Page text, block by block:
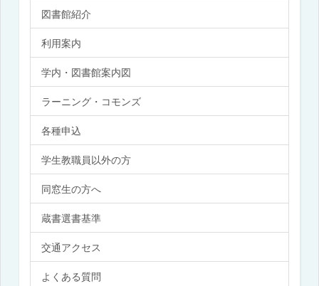
図書館紹介
利用案内
学内・図書館案内図
ラーニング・コモンズ
各種申込
学生教職員以外の方
同窓生の方へ
蔵書選書基準
交通アクセス
よくある質問